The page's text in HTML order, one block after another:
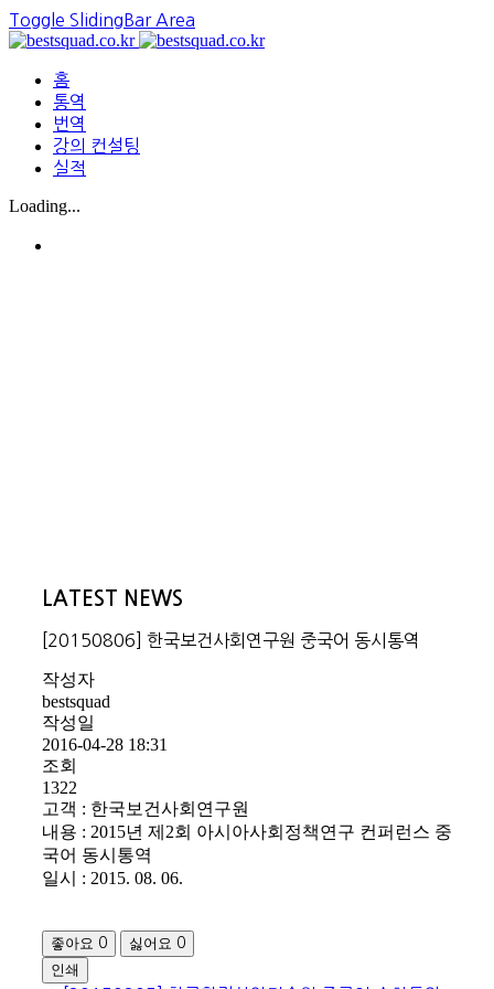
Toggle SlidingBar Area
홈
통역
번역
강의 컨설팅
실적
Loading...
LATEST NEWS
[20150806] 한국보건사회연구원 중국어 동시통역
작성자
bestsquad
작성일
2016-04-28 18:31
조회
1322
고객 : 한국보건사회연구원
내용 : 2015년 제2회 아시아사회정책연구 컨퍼런스 중
국어 동시통역
일시 : 2015. 08. 06.
좋아요 0 싫어요 0
인쇄